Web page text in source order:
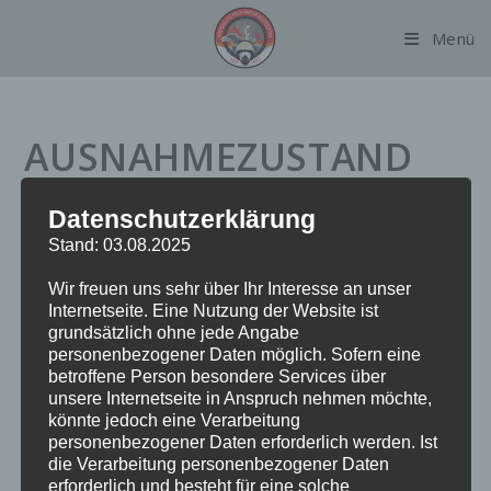
Menü
AUSNAHMEZUSTAND
DROHT ZU FALLEN
Datum:27. Juni 2024 um 19:44 Uhr
Einsatzart:AUSN_DRZF
Einsatzort:Griesstraße
Fahrzeuge:ALSTD1
Einsatzbericht:
Datenschutzerklärung
Stand: 03.08.2025
Wir freuen uns sehr über Ihr Interesse an unser
Internetseite. Eine Nutzung der Website ist
grundsätzlich ohne jede Angabe
personenbezogener Daten möglich. Sofern eine
betroffene Person besondere Services über
unsere Internetseite in Anspruch nehmen möchte,
könnte jedoch eine Verarbeitung
personenbezogener Daten erforderlich werden. Ist
die Verarbeitung personenbezogener Daten
erforderlich und besteht für eine solche